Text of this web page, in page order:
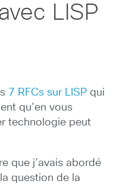
LISP
7 RFCs sur LISP qui
qu’en vous
technologie peut
que j’avais abordé
la question de la